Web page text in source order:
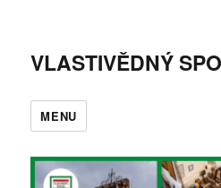
VLASTIVĚDNÝ
MENU